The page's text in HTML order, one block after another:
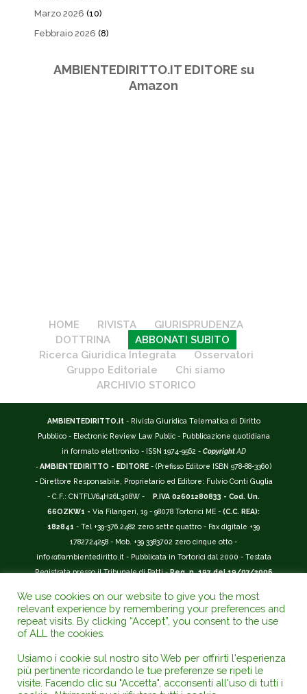
Marzo 2026 (10)
Febbraio 2026 (8)
AMBIENTEDIRITTO.IT EDITORE su
Amazon
HOME RIVISTA
GIURISPRUDENZA
DOTTRINA
ABBONATI SUBITO
Ricerca Giuridica Integrata
Osservatori
Gruppo Editoriale
Chi siamo
ARCHIVIO STORICO
AMBIENTEDIRITTO.it - Rivista Giuridica Telematica di Diritto
Pubblico - Electronic Review Law Public - Pubblicazione quotidiana
in formato elettronico - ISSN 1974-9562 - Copyright AD
-AMBIENTEDIRITTO - EDITORE - (Prefisso Editore ISBN 978-88-3360)
- Direttore Responsabile, Proprietario ed Editore: Fulvio Conti Guglia
- C.F.: CNTFLV64H26L308W -
P.IVA 02601280833 - Cod. Un.
66OZKW1 - Via Filangeri, 19 - 98078 Tortorici ME - (C.C. REA):
182841 - Tel +39-376.2482 zero sette quattro - Fax digitale +39
1782724258 - Mob. +39 3383702 zero cinque otto -
info(at)ambientediritto.it - Pubblicata in Tortorici dal 2000 - Testata
Registrata presso il Tribunale di Patti -Reg. n. 197 del 19/07/2006
__________
La Rivista Giuridica AMBIENTEDIRITTO.IT ISSN 1974-9562
riconosciuta ed inserita nell'Area 12 - (
Universitario e della Ricerca (D.P.R. n.76/2010). Valutazione della Qualità della
Ricerca (
); Autovalutazione, Valutazione periodica, Accreditamento ( AVA
);
We use cookies on our website to give you the most
relevant experience by remembering your preferences and
repeat visits. By clicking “Accept”, you consent to the use
of ALL the cookies.
Usiamo i cookie sul nostro sito Web per offrirti l'esperienza
più pertinente ricordando le tue preferenze se ripeti le
visite. Facendo clic su "Accetta", acconsenti all'uso di tutti i